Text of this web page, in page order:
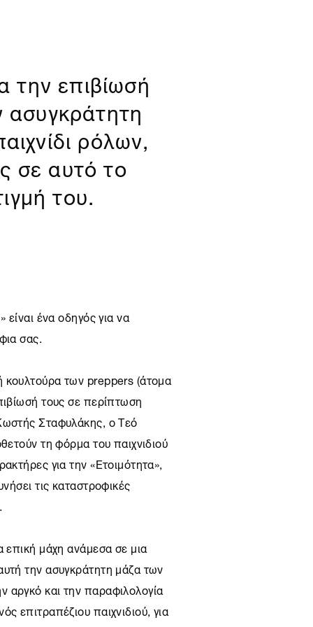
την επιβίωσή
ρόλων,
σε αυτό το
του.
ένα οδηγός για να
σας.
κουλτούρα των preppers (άτομα
τους σε περίπτωση
Σταφυλάκης, ο Τεό
τη φόρμα του παιχνιδιού
για την «Ετοιμότητα»,
τις καταστροφικές
επική μάχη ανάμεσα σε μια
την ασυγκράτητη μάζα των
και την παραφιλολογία
επιτραπέζιου παιχνιδιού, για